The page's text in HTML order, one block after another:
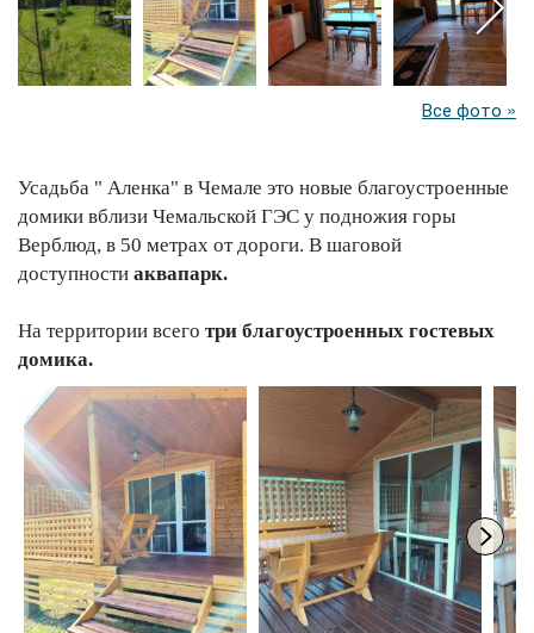
Все фото »
Усадьба " Аленка" в Чемале это новые благоустроенные
домики вблизи Чемальской ГЭС у подножия горы
Верблюд, в 50 метрах от дороги. В шаговой
доступности аквапарк.
На территории всего три благоустроенных гостевых
домика.